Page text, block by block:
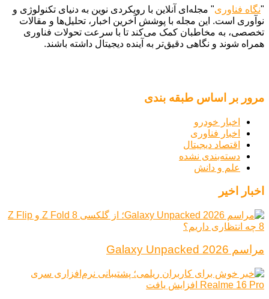
"نگاه فناوری" مجله‌ای آنلاین با رویکردی نوین به دنیای تکنولوژی و
نوآوری است. این مجله با پوشش آخرین اخبار، تحلیل‌ها و مقالات
تخصصی، به مخاطبان کمک می‌کند تا با سرعت تحولات فناوری
همراه شوند و نگاهی دقیق‌تر به آینده دیجیتال داشته باشند.
مرور بر اساس طبقه بندی
اخبار خودرو
اخبار فناوری
اقتصاد دیجیتال
دسته‌بندی نشده
علم و دانش
اخبار اخیر
مراسم Galaxy Unpacked 2026